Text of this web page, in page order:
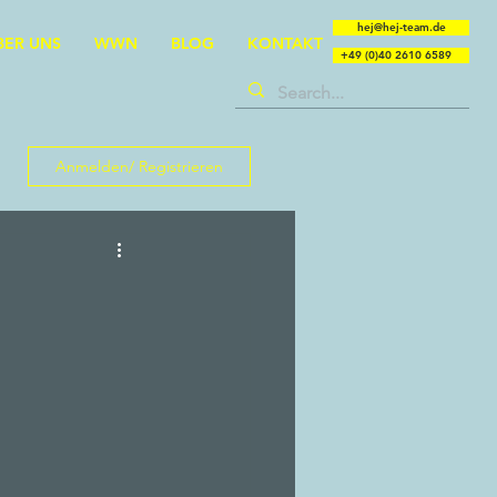
UNS WWN BLOG KONTAKT
+49 (0)40 2610 6589
hej@hej-team.de
Anmelden/ Registrieren